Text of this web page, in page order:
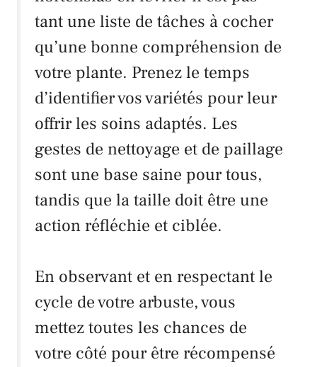
tant une liste de tâches à cocher
qu’une bonne compréhension de
votre plante. Prenez le temps
d’identifier vos variétés pour leur
offrir les soins adaptés. Les
gestes de nettoyage et de paillage
sont une base saine pour tous,
tandis que la taille doit être une
action réfléchie et ciblée.
En observant et en respectant le
cycle de votre arbuste, vous
mettez toutes les chances de
votre côté pour être récompensé